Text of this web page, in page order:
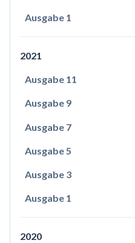
Ausgabe 1
2021
Ausgabe 11
Ausgabe 9
Ausgabe 7
Ausgabe 5
Ausgabe 3
Ausgabe 1
2020